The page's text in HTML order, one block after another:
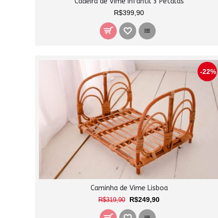
R$399,90
-22%
Caminha de Vime Lisboa
R$319,90 R$249,90